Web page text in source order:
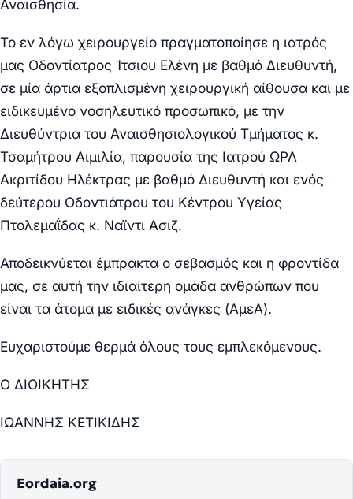
Αναισθησία.
Το εν λόγω χειρουργείο πραγματοποίησε η ιατρός
μας Οδοντίατρος Ίτσιου Ελένη με βαθμό Διευθυντή,
σε μία άρτια εξοπλισμένη χειρουργική αίθουσα και με
ειδικευμένο νοσηλευτικό προσωπικό, με την
Διευθύντρια του Αναισθησιολογικού Τμήματος κ.
Τσαμήτρου Αιμιλία, παρουσία της Ιατρού ΩΡΛ
Ακριτίδου Ηλέκτρας με βαθμό Διευθυντή και ενός
δεύτερου Οδοντιάτρου του Κέντρου Υγείας
Πτολεμαΐδας κ. Ναϊντι Ασιζ.
Αποδεικνύεται έμπρακτα ο σεβασμός και η φροντίδα
μας, σε αυτή την ιδιαίτερη ομάδα ανθρώπων που
είναι τα άτομα με ειδικές ανάγκες (ΑμεΑ).
Ευχαριστούμε θερμά όλους τους εμπλεκόμενους.
Ο ΔΙΟΙΚΗΤΗΣ
ΙΩΑΝΝΗΣ ΚΕΤΙΚΙΔΗΣ
Eordaia.org